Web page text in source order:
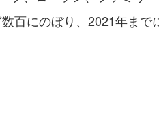
百にのぼり、2021年まで